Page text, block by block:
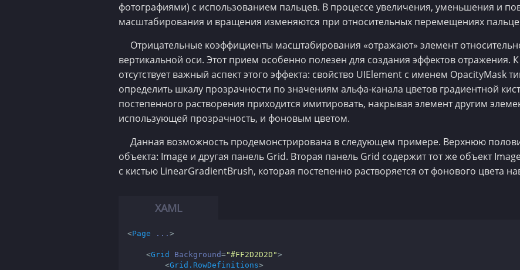
фотографиями) с использованием пальцев. В процессе увеличения, уменьшения и
масштабирования и вращения изменяются при относительных перемещениях
Отрицательные коэффициенты масштабирования «отражают» элемент
вертикальной оси. Этот прием особенно полезен для создания эффектов
отсутствует важный аспект этого эффекта: свойство UIElement с именем OpacityMask
определить шкалу прозрачности по значениям альфа-канала цветов градиентной
постепенного растворения приходится имитировать, накрывая элемент другим
использующей прозрачность, и фоновым цветом.
Данная возможность продемонстрирована в следующем примере. Верхнюю
объекта: Image и другая панель Grid. Вторая панель Grid содержит тот же объект
с кистью LinearGradientBrush, которая постепенно растворяется от фонового цвета
<Page ... >
<Grid Background="#FF2D2D2D">
<Grid.RowDefinitions>